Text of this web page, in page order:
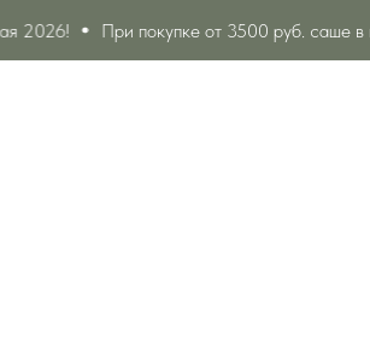
2026! При покупке от 3500 руб. саше в